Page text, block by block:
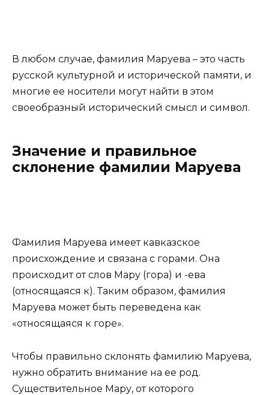
В любом случае, фамилия Маруева – это часть
русской культурной и исторической памяти, и
многие ее носители могут найти в этом
своеобразный исторический смысл и символ.
Значение и правильное
склонение фамилии Маруева
Фамилия Маруева имеет кавказское
происхождение и связана с горами. Она
происходит от слов Мару (гора) и -ева
(относящаяся к). Таким образом, фамилия
Маруева может быть переведена как
«относящаяся к горе».
Чтобы правильно склонять фамилию Маруева,
нужно обратить внимание на ее род.
Существительное Мару, от которого